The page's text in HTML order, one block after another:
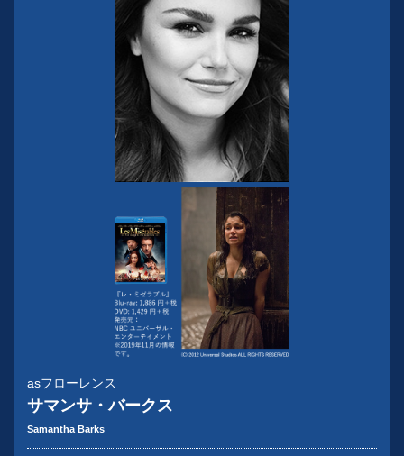
asフローレンス
サマンサ・バークス
Samantha Barks